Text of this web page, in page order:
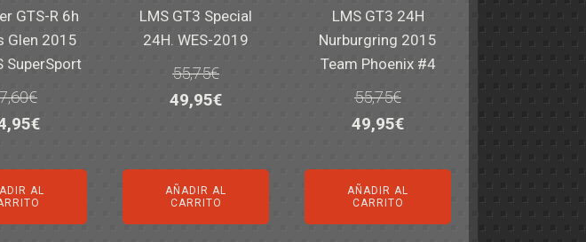
GTS-R 6h
Glen 2015
SuperSport
€
€El
actual
64,95€.
AL
LMS GT3 Special
24H. WES-2019
55,75€
El
55,75€.
49,95€El
AÑADIR AL
CARRITO
LMS GT3 24H
Nurburgring 2015
Team Phoenix #4
55,75€
El
original
era:
55,75€.
49,95€El
actual
49,95€.
AÑADIR AL
CARRITO